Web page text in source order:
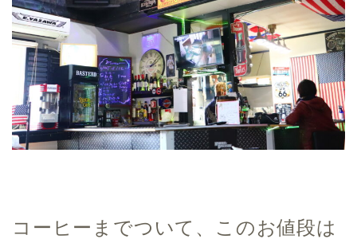
コーヒーまでついて、このお値段は